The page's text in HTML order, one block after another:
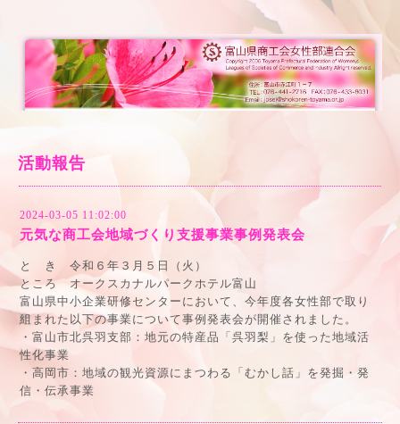
活動報告
2024-03-05 11:02:00
元気な商工会地域づくり支援事業事例発表会
と き 令和６年３月５日（火）
ところ オークスカナルパークホテル富山
富山県中小企業研修センターにおいて、今年度各女性部で取り
組まれた以下の事業について事例発表会が開催されました。
・富山市北呉羽支部：地元の特産品「呉羽梨」を使った地域活
性化事業
・高岡市：地域の観光資源にまつわる「むかし話」を発掘・発
信・伝承事業